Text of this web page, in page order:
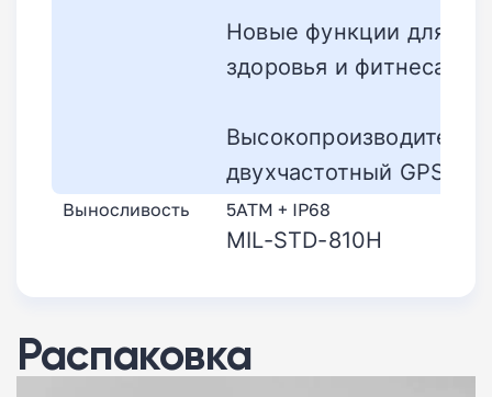
Новые функции для
здоровья и фитнеса
двухчастотный GPS
Выносливость 5ATM + IP68
MIL-STD-810H
Распаковка